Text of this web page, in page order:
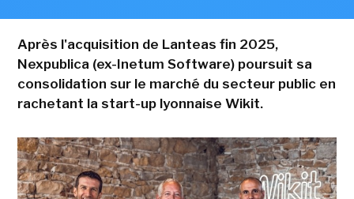
Après l'acquisition de Lanteas fin 2025,
Nexpublica (ex-Inetum Software) poursuit sa
consolidation sur le marché du secteur public en
rachetant la start-up lyonnaise Wikit.